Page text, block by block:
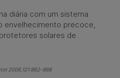
diária com um sistema
envelhecimento precoce,
solares de
2006;121:862-868